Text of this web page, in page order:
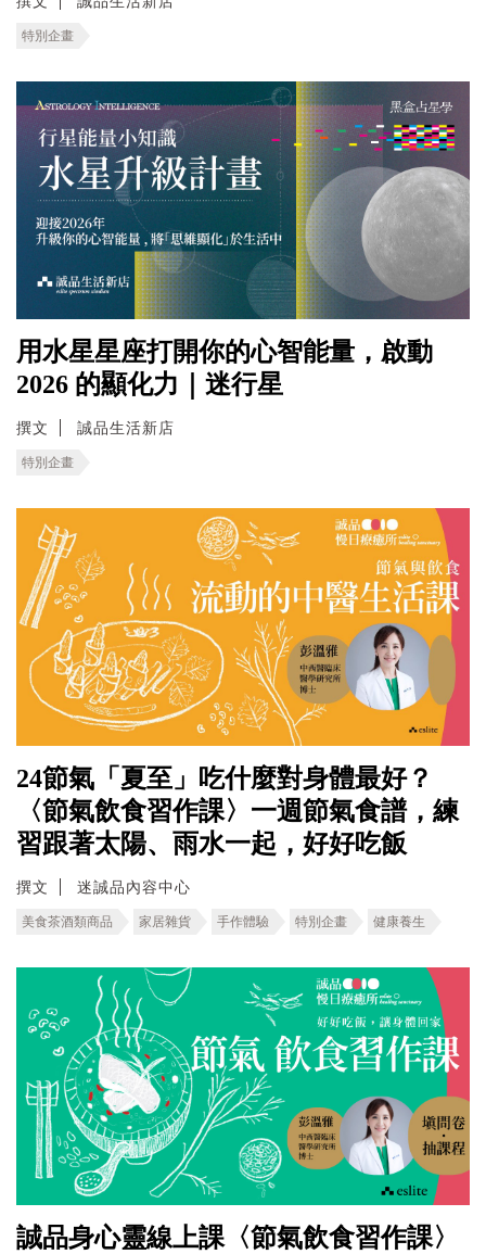
特別企畫
用水星星座打開你的心智能量，啟動
2026 的顯化力｜迷行星
撰文 誠品生活新店
特別企畫
24節氣「夏至」吃什麼對身體最好？
〈節氣飲食習作課〉一週節氣食譜，練
習跟著太陽、雨水一起，好好吃飯
撰文 迷誠品內容中心
美食茶酒類商品 家居雜貨 手作體驗 特別企畫 健康養生
誠品身心靈線上課〈節氣飲食習作課〉